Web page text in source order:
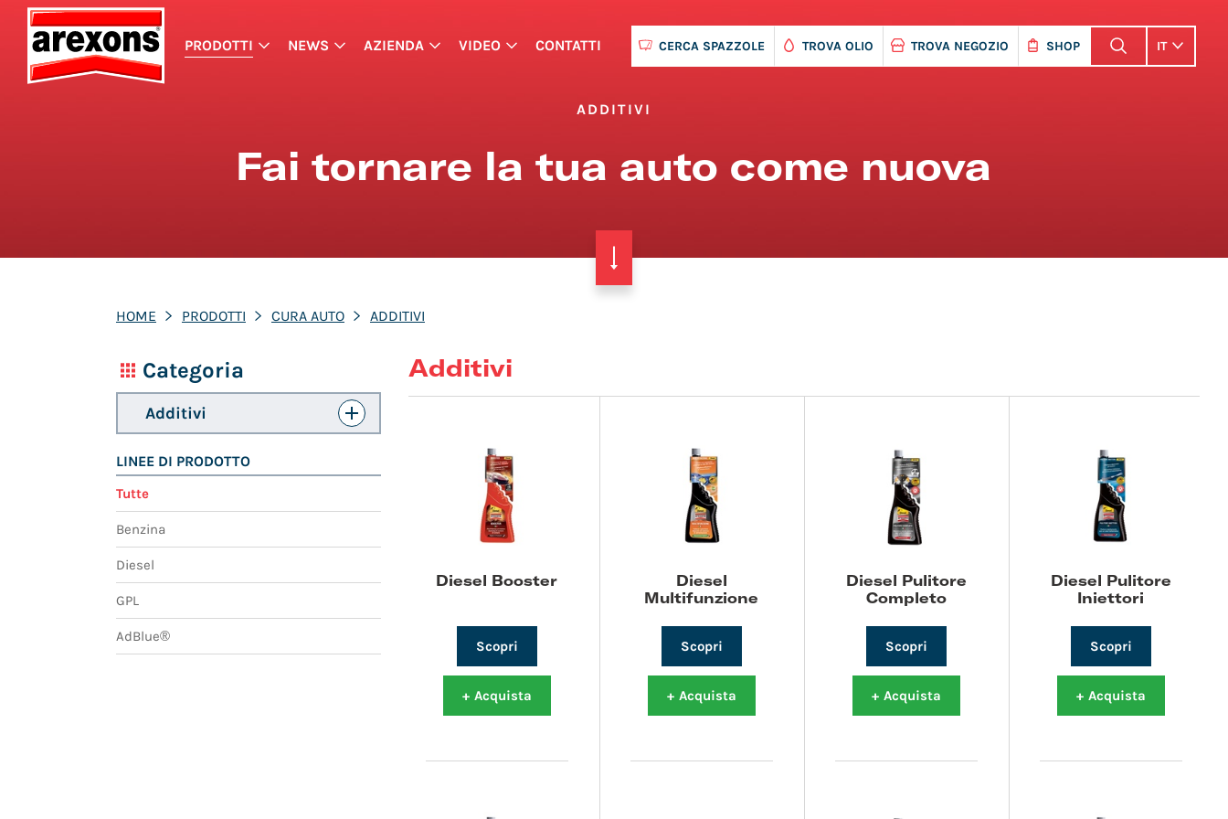
PRODOTTI NEWS AZIENDA VIDEO CONTATTI CERCA SPAZZOLE TROVA OLIO TROVA NEGOZIO SHOP IT
ADDITIVI
Fai tornare la tua auto come nuova
HOME PRODOTTI CURA AUTO ADDITIVI
Categoria
Additivi
LINEE DI PRODOTTO
Tutte
Benzina
Diesel
GPL
AdBlue®
Additivi
Diesel Booster
Scopri
+ Acquista
Diesel
Multifunzione
Scopri
+ Acquista
Diesel Pulitore
Completo
Scopri
+ Acquista
Diesel Pulitore
Iniettori
Scopri
+ Acquista